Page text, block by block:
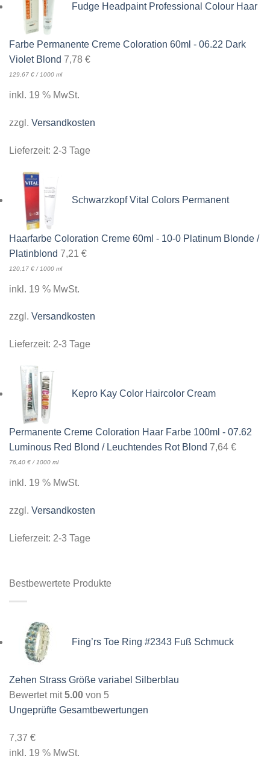
Fudge Headpaint Professional Colour Haar
Farbe Permanente Creme Coloration 60ml - 06.22 Dark
Violet Blond 7,78 €
129,67 €/1000 ml
inkl. 19 % MwSt.
zzgl. Versandkosten
Lieferzeit: 2-3 Tage
Schwarzkopf Vital Colors Permanent
Haarfarbe Coloration Creme 60ml - 10-0 Platinum Blonde /
Platinblond 7,21 €
120,17 € / 1000 ml
inkl. 19 % MwSt.
zzgl. Versandkosten
Lieferzeit: 2-3 Tage
Kepro Kay Color Haircolor Cream
Permanente Creme Coloration Haar Farbe 100ml - 07.62
Luminous Red Blond / Leuchtendes Rot Blond 7,64 €
76,40 € / 1000 ml
inkl. 19 % MwSt.
zzgl. Versandkosten
Lieferzeit: 2-3 Tage
Bestbewertete Produkte
Fing’rs Toe Ring #2343 Fuß Schmuck
Zehen Strass Größe variabel Silberblau
Bewertet mit5.00 von 5
Ungeprüfte Gesamtbewertungen
7,37 €
inkl. 19 % MwSt.